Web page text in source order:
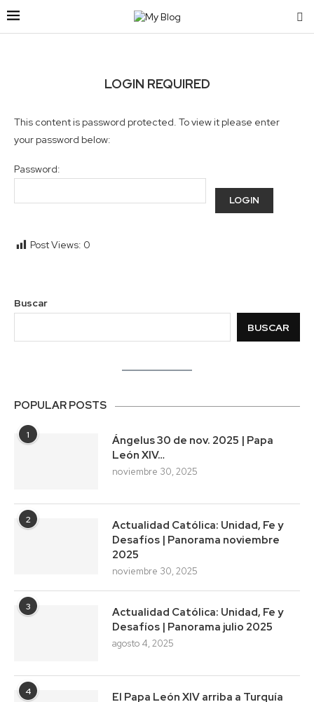
LOGIN REQUIRED
This content is password protected. To view it please enter
your password below:
Password:
Post Views: 0
Buscar
BUSCAR
POPULAR POSTS
1
Ángelus 30 de nov. 2025 | Papa
León XIV…
noviembre 30, 2025
2
Actualidad Católica: Unidad, Fe y
Desafíos | Panorama noviembre
2025
noviembre 30, 2025
3
Actualidad Católica: Unidad, Fe y
Desafíos | Panorama julio 2025
agosto 4, 2025
4
El Papa León XIV arriba a Turquía